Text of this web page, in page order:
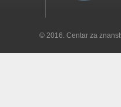
© 2016. Centar za